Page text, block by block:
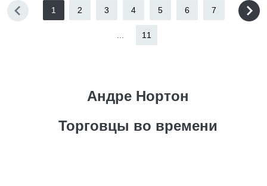
1 2 3 4 5 6 7
11
Андре Нортон
Торговцы во времени